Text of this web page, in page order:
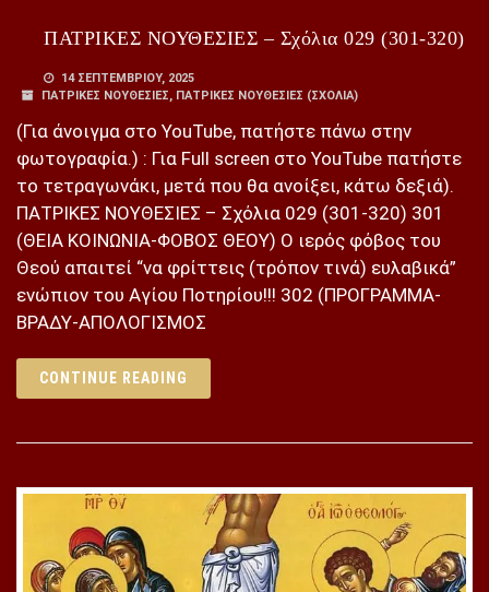
ΠΑΤΡΙΚΕΣ ΝΟΥΘΕΣΙΕΣ – Σχόλια 029 (301-320)
14 ΣΕΠΤΕΜΒΡΊΟΥ, 2025
ΠΑΤΡΙΚΕΣ ΝΟΥΘΕΣΙΕΣ, ΠΑΤΡΙΚΕΣ ΝΟΥΘΕΣΙΕΣ (ΣΧΌΛΙΑ)
(Για άνοιγμα στο YouTube, πατήστε πάνω στην
φωτογραφία.) : Για Full screen στο YouTube πατήστε
το τετραγωνάκι, μετά που θα ανοίξει, κάτω δεξιά).
ΠΑΤΡΙΚΕΣ ΝΟΥΘΕΣΙΕΣ – Σχόλια 029 (301-320) 301
(ΘΕΙΑ ΚΟΙΝΩΝΙΑ-ΦΟΒΟΣ ΘΕΟΥ) Ο ιερός φόβος του
Θεού απαιτεί “να φρίττεις (τρόπον τινά) ευλαβικά”
ενώπιον του Αγίου Ποτηρίου!!! 302 (ΠΡΟΓΡΑΜΜΑ-
ΒΡΑΔΥ-ΑΠΟΛΟΓΙΣΜΟΣ
CONTINUE READING